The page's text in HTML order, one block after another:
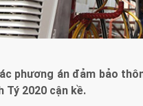
phương án đảm bảo
Tý 2020 cận kề.